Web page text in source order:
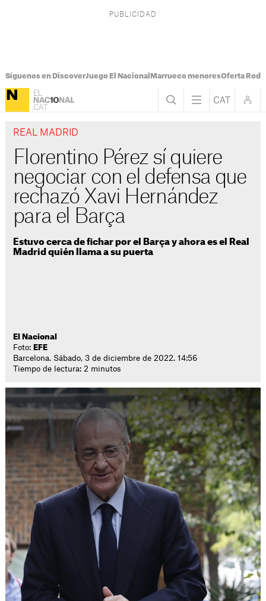
Síguenos en DiscoverJuego El Nacional Marrueco menoresOferta
REAL MADRID
Florentino Pérez sí quiere
negociar con el defensa que
rechazó Xavi Hernández
para el Barça
Estuvo cerca de fichar por el Barça y ahora es el Real
Madrid quién llama a su puerta
El Nacional
Foto: EFE
Barcelona. Sábado, 3 de diciembre de 2022. 14:56
Tiempo de lectura: 2 minutos